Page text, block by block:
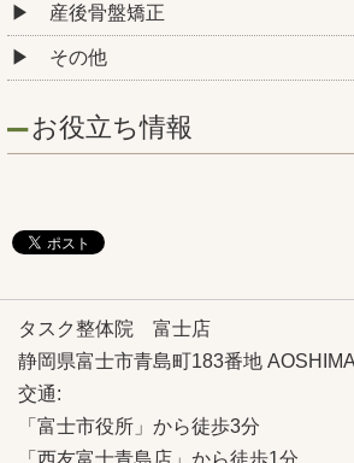
産後骨盤矯正
その他
お役立ち情報
タスク整体院 富士店
静岡県富士市青島町183番地
交通:
「富士市役所」から徒歩3分
「西友富士青島店」から徒歩1分